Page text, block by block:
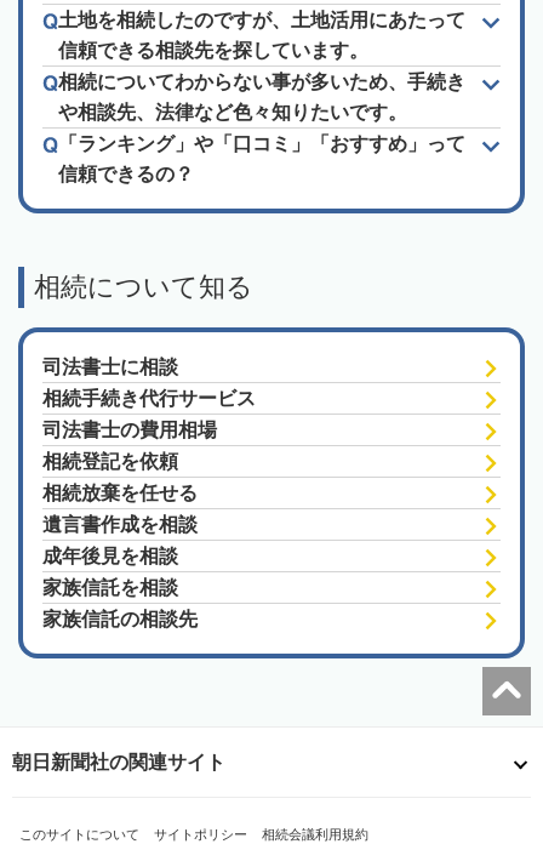
土地を相続したのですが、土地活用にあたって
信頼できる相談先を探しています。
相続についてわからない事が多いため、手続き
や相談先、法律など色々知りたいです。
「ランキング」や「口コミ」「おすすめ」って
信頼できるの？
相続について知る
司法書士に相談
相続手続き代行サービス
司法書士の費用相場
相続登記を依頼
相続放棄を任せる
遺言書作成を相談
成年後見を相談
家族信託を相談
家族信託の相談先
朝日新聞社の関連サイト
このサイトについて サイトポリシー 相続会議利用規約